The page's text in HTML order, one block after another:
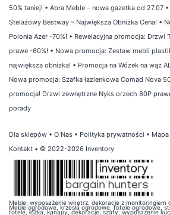
50% taniej! • Abra Meble – nowa gazetka od 27.07 •
Stelażowy Bestway – Największa Obniżka Cena! •
Polonia Azer -70%! • Rewelacyjna promocja: Drzwi
prawe -60%! • Nowa promocja: Zestaw mebli
największa obniżka! • Promocja na Wózek na wąż
Nowa promocja: Szafka łazienkowa Comad Nova
promocja! Drzwi zewnętrzne Nyks orzech 80P
porady
Dla sklepów • O Nas • Polityka prywatności •
Kontakt • © 2022-2026 Inventory
Meble, wyposażenie wnętrz, dekoracje z monitoringiem
Meble ogrodowe, krzesła ogrodowe, fotele ogrodowe,
fotele, łóżka, kanapy, dekoracje, szafy, wyposażenie